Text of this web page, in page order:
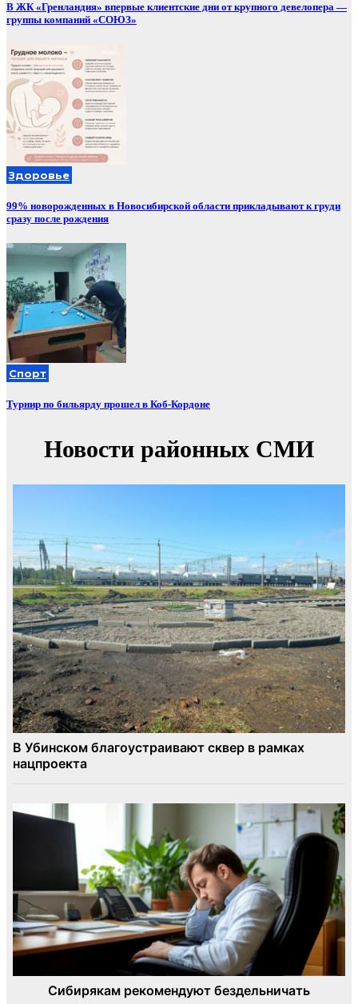
В ЖК «Гренландия» впервые клиентские дни от крупного девелопера —
группы компаний «СОЮЗ»
Здоровье
99% новорожденных в Новосибирской области прикладывают к груди
сразу после рождения
Спорт
Турнир по бильярду прошел в Коб-Кордоне